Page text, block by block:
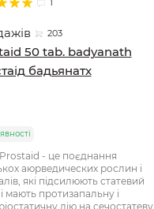
1
203
50 tab. badyanath
бадьянатх
- це поєднання
аюрведических рослин і
які підсилюють статевий
мають протизапальну і
дію на сечостатеву